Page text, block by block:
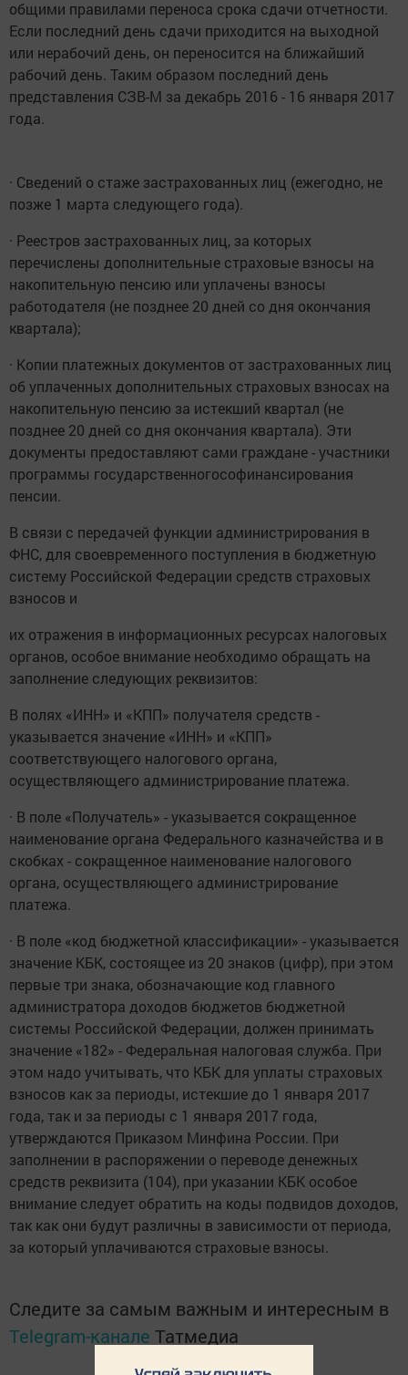
общими правилами переноса срока сдачи отчетности.
Если последний день сдачи приходится на выходной
или нерабочий день, он переносится на ближайший
рабочий день. Таким образом последний день
представления СЗВ-М за декабрь 2016 - 16 января 2017
года.
· Сведений о стаже застрахованных лиц (ежегодно, не
позже 1 марта следующего года).
· Реестров застрахованных лиц, за которых
перечислены дополнительные страховые взносы на
накопительную пенсию или уплачены взносы
работодателя (не позднее 20 дней со дня окончания
квартала);
· Копии платежных документов от застрахованных лиц
об уплаченных дополнительных страховых взносах на
накопительную пенсию за истекший квартал (не
позднее 20 дней со дня окончания квартала). Эти
документы предоставляют сами граждане - участники
программы государственногософинансирования
пенсии.
В связи с передачей функции администрирования в
ФНС, для своевременного поступления в бюджетную
систему Российской Федерации средств страховых
взносов и
их отражения в информационных ресурсах налоговых
органов, особое внимание необходимо обращать на
заполнение следующих реквизитов:
В полях «ИНН» и «КПП» получателя средств -
указывается значение «ИНН» и «КПП»
соответствующего налогового органа,
осуществляющего администрирование платежа.
· В поле «Получатель» - указывается сокращенное
наименование органа Федерального казначейства и в
скобках - сокращенное наименование налогового
органа, осуществляющего администрирование
платежа.
· В поле «код бюджетной классификации» - указывается
значение КБК, состоящее из 20 знаков (цифр), при этом
первые три знака, обозначающие код главного
администратора доходов бюджетов бюджетной
системы Российской Федерации, должен принимать
значение «182» - Федеральная налоговая служба. При
этом надо учитывать, что КБК для уплаты страховых
взносов как за периоды, истекшие до 1 января 2017
года, так и за периоды с 1 января 2017 года,
утверждаются Приказом Минфина России. При
заполнении в распоряжении о переводе денежных
средств реквизита (104), при указании КБК особое
внимание следует обратить на коды подвидов доходов,
так как они будут различны в зависимости от периода,
за который уплачиваются страховые взносы.
Следите за самым важным и интересным в
Telegram-канале Татмедиа